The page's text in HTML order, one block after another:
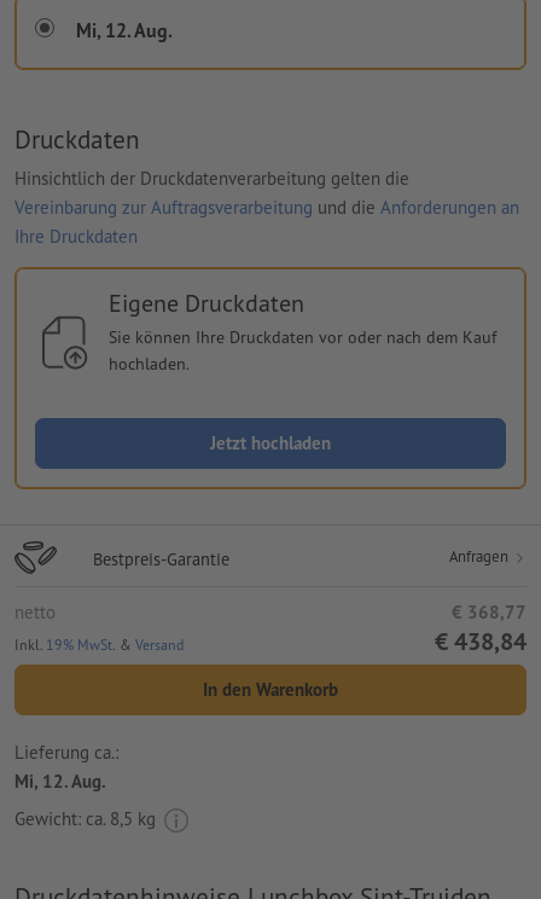
Mi, 12. Aug.
Druckdaten
Hinsichtlich der Druckdatenverarbeitung gelten die
Vereinbarung zur Auftragsverarbeitung und die Anforderungen an
Ihre Druckdaten
Eigene Druckdaten
Sie können Ihre Druckdaten vor oder nach dem Kauf
hochladen.
Jetzt hochladen
Bestpreis-Garantie Anfragen
netto € 368,77
Inkl. 19% MwSt. & Versand € 438,84
In den Warenkorb
Lieferung ca.:
Mi, 12. Aug.
Gewicht: ca. 8,5 kg